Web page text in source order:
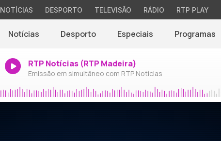
NOTÍCIAS DESPORTO TELEVISÃO RÁDIO RTP PLAY
Notícias Desporto Especiais Programas
RTP Notícias (RTP Madeira)
Emissão em simultâneo com RTP Notícias